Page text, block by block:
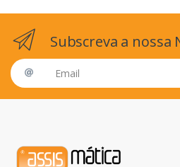
Subscreva a nossa
Email address